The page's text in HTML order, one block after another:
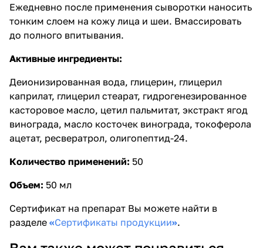
Ежедневно после применения сыворотки наносить
тонким слоем на кожу лица и шеи. Вмассировать
до полного впитывания.
Активные ингредиенты:
Деионизированная вода, глицерин, глицерил
каприлат, глицерил стеарат, гидрогенезированное
касторовое масло, цетил пальмитат, экстракт ягод
винограда, масло косточек винограда, токоферола
ацетат, ресвератрол, олигопептид-24.
Количество применений: 50
Объем: 50 мл
Сертификат на препарат Вы можете найти в
разделе «Сертификаты продукции».